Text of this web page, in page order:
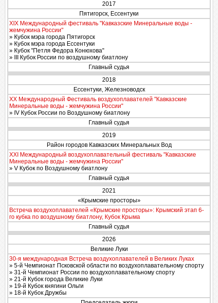
2017
Пятигорск, Ессентуки
XIX Международный фестиваль "Кавказские Минеральные воды -
жемчужина России"
» Кубок мэра города Пятигорск
» Кубок мэра города Ессентуки
» Кубок "Петля Федора Конюхова"
» III Кубок России по воздушному биатлону
Главный судья
2018
Ессентуки, Железноводск
XX Международный Фестиваль воздухоплавателей "Кавказские
Минеральные воды - жемчужина России"
» IV Кубок России по Воздушному биатлону
Главный судья
2019
Район городов Кавказских Минеральных Вод
XXI Международный воздухоплавательный фестиваль "Кавказские
Минеральные воды - жемчужина России"
» V Кубок по Воздушному биатлону
Главный судья
2021
«Крымские просторы»
Встреча воздухоплавателей «Крымские просторы»: Крымский этап 6-
го кубка по воздушному биатлону, Кубок Крыма
Главный судья
2026
Великие Луки
30-я международная Встреча воздухоплавателей в Великих Луках
» 5-й Чемпионат Псковской области по воздухоплавательному спорту
» 31-й Чемпионат России по воздухоплавательному спорту
» 21-й Кубок города Великие Луки
» 19-й Кубок княгини Ольги
» 18-й Кубок Дружбы